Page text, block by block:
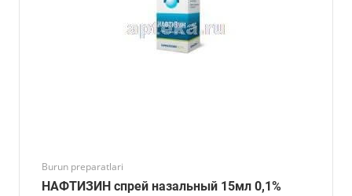
Burun preparatlari
НАФТИЗИН спрей назальный 15мл 0,1%